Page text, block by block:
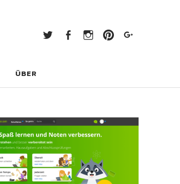
ÜBER